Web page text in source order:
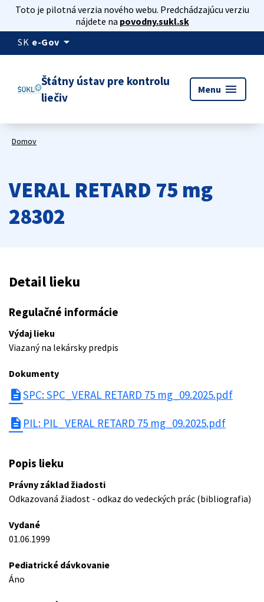
Toto je pilotná verzia nového webu. Predchádzajúcu verziu
nájdete na povodny.sukl.sk
SK e-Gov arrow_drop_down
Štátny ústav pre kontrolu
liečiv
Menu menu
Domov
VERAL RETARD 75 mg
28302
Detail lieku
Regulačné informácie
Výdaj lieku
Viazaný na lekársky predpis
Dokumenty
descriptionSPC: SPC_VERAL RETARD 75 mg_09.2025.pdf
description PIL: PIL_VERAL RETARD 75 mg_09.2025.pdf
Popis lieku
Právny základ žiadosti
Odkazovaná žiadost - odkaz do vedeckých prác (bibliografia)
Vydané
01.06.1999
Pediatrické dávkovanie
Áno